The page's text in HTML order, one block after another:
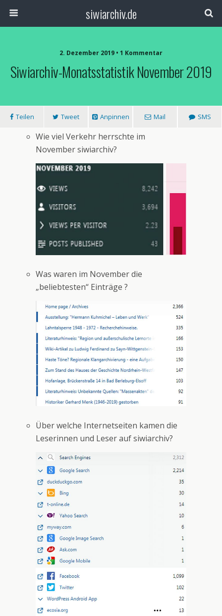
siwiarchiv.de
2. Dezember 2019 • 1 Kommentar
Siwiarchiv-Monatsstatistik November 2019
Teilen Tweet Anpinnen Mail SMS
Wie viel Verkehr herrschte im
November siwiarchiv?
Was waren im November die
„beliebtesten“ Einträge ?
Über welche Internetseiten kamen die
Leserinnen und Leser auf siwiarchiv?